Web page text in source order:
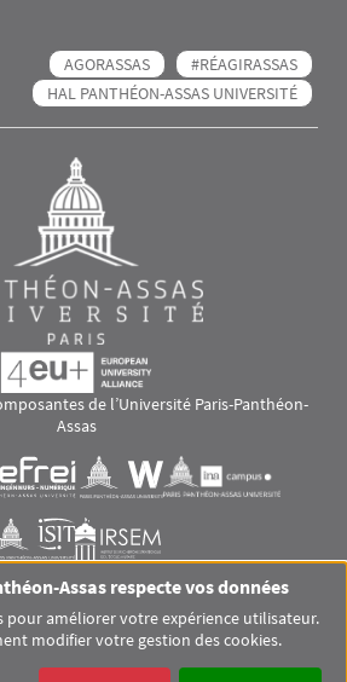
AGORASSAS
#RÉAGIRASSAS
HAL PANTHÉON-ASSAS UNIVERSITÉ
de l’Université Paris-Panthéon-
Assas
svg Visuel svgVisuel svg
Visuel svgVisuel svg
GLOSSAIRE MENTIONS LÉGALES
Assas respecte vos données
pour améliorer votre expérience utilisateur.
modifier votre gestion des cookies.